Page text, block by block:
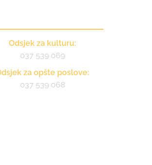
Odsjek za kulturu:
037 539 069
za opšte poslove:
037 539 068